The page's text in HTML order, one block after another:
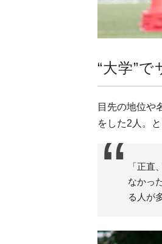
“大学”
目先の地位や
をした2人。
「正
なかっ
る人が